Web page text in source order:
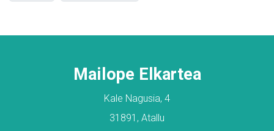
Mailope Elkartea
Kale Nagusia, 4
31891, Atallu